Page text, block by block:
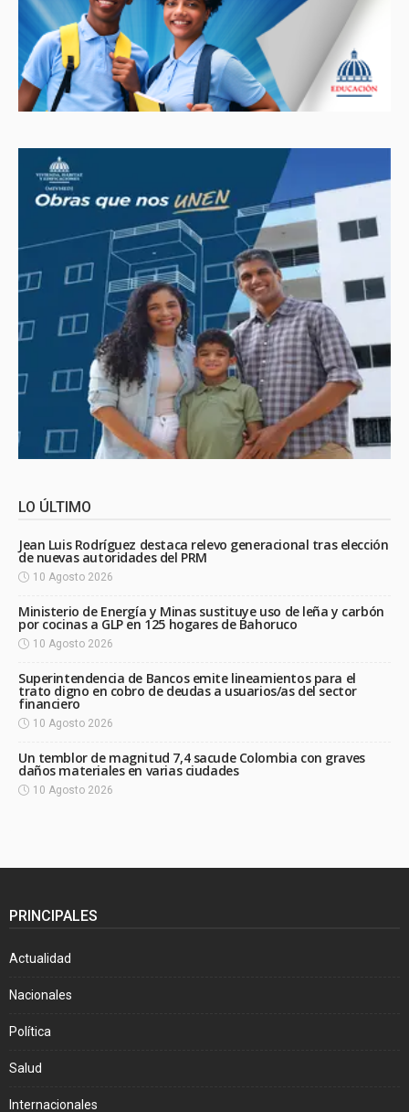
LO ÚLTIMO
Jean Luis Rodríguez destaca relevo generacional tras elección
de nuevas autoridades del PRM
10 Agosto 2026
Ministerio de Energía y Minas sustituye uso de leña y carbón
por cocinas a GLP en 125 hogares de Bahoruco
10 Agosto 2026
Superintendencia de Bancos emite lineamientos para el
trato digno en cobro de deudas a usuarios/as del sector
financiero
10 Agosto 2026
Un temblor de magnitud 7,4 sacude Colombia con graves
daños materiales en varias ciudades
10 Agosto 2026
PRINCIPALES
Actualidad
Nacionales
Política
Salud
Internacionales